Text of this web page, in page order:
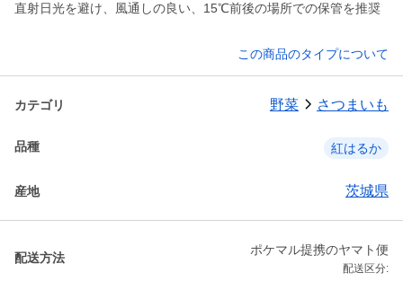
直射日光を避け、風通しの良い、15℃前後の場所での保管を推奨
この商品のタイプについて
カテゴリ 野菜 さつまいも
品種 紅はるか
産地 茨城県
配送方法
ポケマル提携のヤマト便
配送区分: